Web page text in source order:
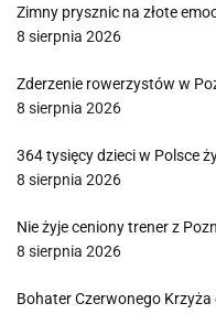
Zimny prysznic na złote
8 sierpnia 2026
Zderzenie rowerzystów w
8 sierpnia 2026
364 tysięcy dzieci w Polsce
8 sierpnia 2026
Nie żyje ceniony trener z
8 sierpnia 2026
Bohater Czerwonego